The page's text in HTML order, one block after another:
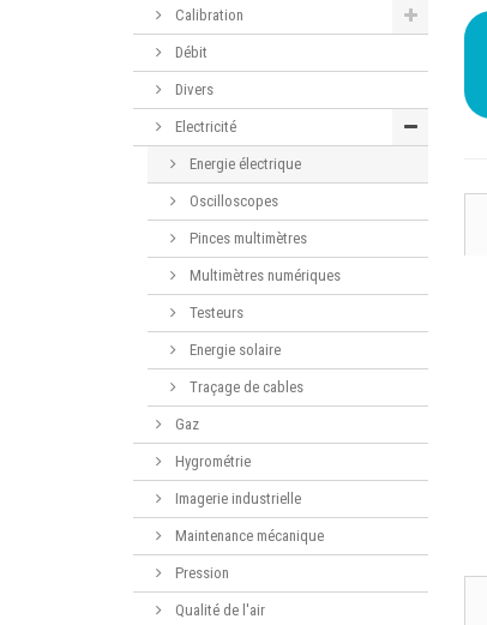
Calibration
Débit
Divers
Electricité
Energie électrique
Oscilloscopes
Pinces multimètres
Multimètres numériques
Testeurs
Energie solaire
Traçage de cables
Gaz
Hygrométrie
Imagerie industrielle
Maintenance mécanique
Pression
Qualité de l'air